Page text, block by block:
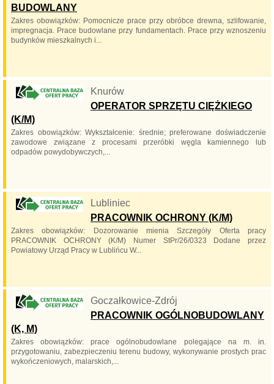
BUDOWLANY
Zakres obowiązków: Pomocnicze prace przy obróbce drewna, szlifowanie,
impregnacja. Prace budowlane przy fundamentach. Prace przy wznoszeniu
budynków mieszkalnych i...
Knurów
OPERATOR SPRZĘTU CIĘŻKIEGO
(K/M)
Zakres obowiązków: Wykształcenie: średnie; preferowane doświadczenie
zawodowe związane z procesami przeróbki węgla kamiennego lub
odpadów powydobywczych,...
Lubliniec
PRACOWNIK OCHRONY (K/M)
Zakres obowiązków: Dozorowanie mienia Szczegóły Oferta pracy
PRACOWNIK OCHRONY (K/M) Numer StPr/26/0323 Dodane przez
Powiatowy Urząd Pracy w Lublińcu W...
Goczałkowice-Zdrój
PRACOWNIK OGÓLNOBUDOWLANY
(K, M)
Zakres obowiązków: prace ogólnobudowlane polegające na m. in.
przygotowaniu, zabezpieczeniu terenu budowy, wykonywanie prostych prac
wykończeniowych, malarskich,...